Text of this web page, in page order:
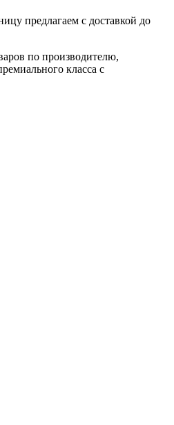
предлагаем с доставкой до
по производителю,
класса с